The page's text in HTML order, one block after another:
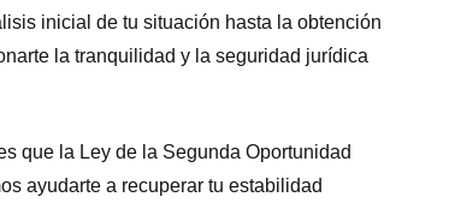
inicial de tu situación hasta la obtención
la tranquilidad y la seguridad jurídica
que la Ley de la Segunda Oportunidad
ayudarte a recuperar tu estabilidad